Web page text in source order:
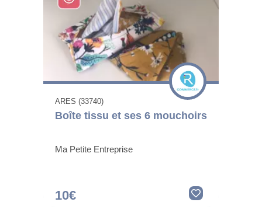
ARES (33740)
Boîte tissu et ses 6 mouchoirs
Ma Petite Entreprise
10€